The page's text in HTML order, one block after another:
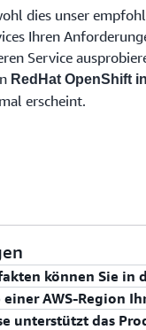
dies unser
Ihren
Service
RedHat OpenShift
erscheint.
können Sie in
AWS ermöglicht es
mit Dockerfile)
AWS-Region
AWS kann in
unterstützt das